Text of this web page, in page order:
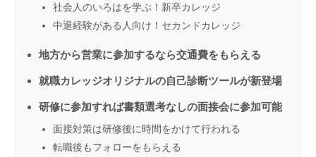
社会人のいろはを学ぶ！新卒カレッジ
中退経験がある人向け！セカンドカレッジ
地方から営業に参加するなら交通費をもらえる
就職カレッジオリジナルの自己診断ツールが新登場
研修に参加すれば書類選考なしの面接会に参加可能
面接対策は研修後に時間をかけて行われる
転職後もフォローをもらえる